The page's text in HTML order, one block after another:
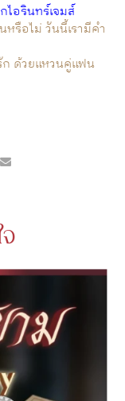
ไอรินทร์เจมส์
รือไม่ วันนี้เรามีคำ
ด้วยแหวนคู่แฟน